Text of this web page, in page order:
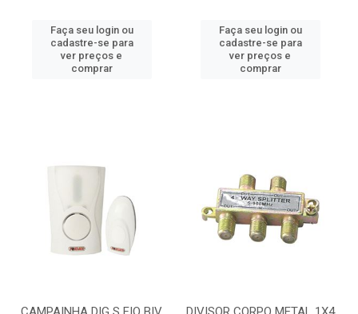
Faça seu login ou
cadastre-se para
ver preços e
comprar
Faça seu login ou
cadastre-se para
ver preços e
comprar